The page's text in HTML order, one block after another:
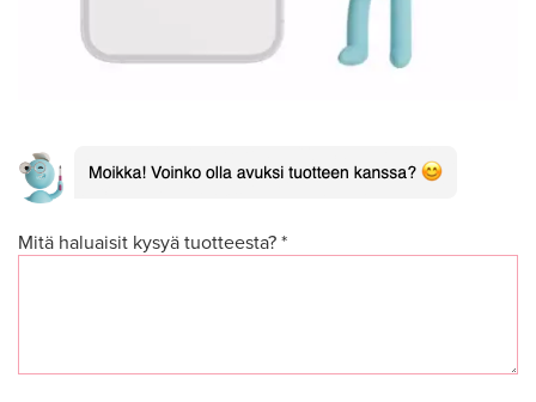
Mitä haluaisit kysyä tuotteesta? *